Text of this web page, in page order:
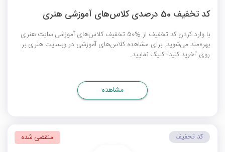
کد تخفیف 50 درصدی کلاس‌های آموزشی هنری
با وارد کردن کد تخفیف از %50 تخفیف کلاس‌های آموزشی سایت هنری
بهره‌مند می‌شوید. برای مشاهده کلاس‌های آموزشی در وبسایت هنری بر
روی "خرید کنید" کلیک نمایید.
مشاهده
کد تخفیف منقضی شده